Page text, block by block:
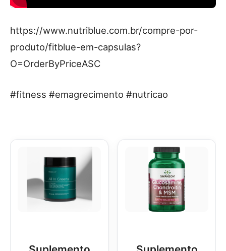
https://www.nutriblue.com.br/compre-por-
produto/fitblue-em-capsulas?
O=OrderByPriceASC
#fitness #emagrecimento #nutricao